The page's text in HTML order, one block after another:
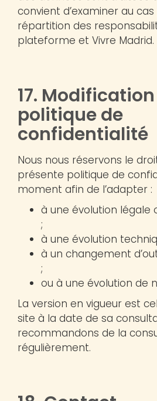
convient d’examiner au
répartition des
plateforme et Vivre Madrid.
17.
politique de
confidentialité
Nous nous réservons le
présente politique de
moment afin de l’adapter :
à une évolution légale
;
à une évolution
à un changement
;
ou à une évolution de
La version en vigueur est
site à la date de sa
recommandons de la
régulièrement.